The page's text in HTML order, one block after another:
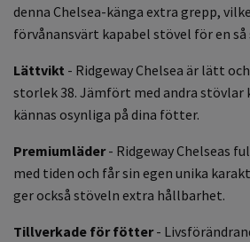
denna Chelsea-känga extra grepp,
förvånansvärt kapabel stövel för en så
Lättvikt - Ridgeway Chelsea är lätt
storlek 38. Jämfört med andra stövlar
kännas osynliga på dina fötter.
Premiumläder- Ridgeway Chelseas
med tiden och får sin egen unika
ger också stöveln extra hållbarhet.
Tillverkade för fötter-